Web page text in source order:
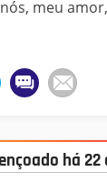
meu
há 22